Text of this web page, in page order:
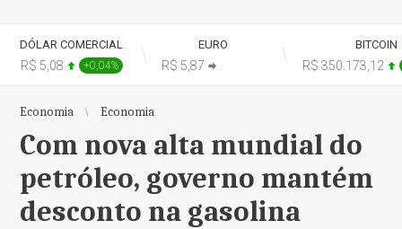
DÓLAR COMERCIAL
R$ 5,08 +0,04%
EURO
R$ 5,87
BITCOIN
R$ 350.173,12
Economia Economia
Com nova alta mundial do
petróleo, governo mantém
desconto na gasolina